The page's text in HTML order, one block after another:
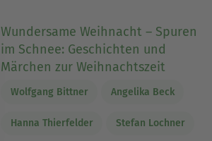
Wundersame Weihnacht – Spuren
im Schnee: Geschichten und
Märchen zur Weihnachtszeit
Wolfgang Bittner Angelika Beck
Hanna Thierfelder Stefan Lochner